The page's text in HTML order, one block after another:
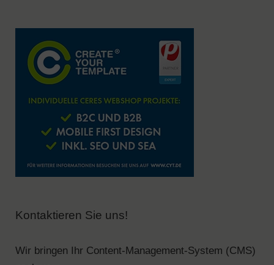
Kontaktieren Sie uns!
Wir bringen Ihr Content-Management-System (CMS)